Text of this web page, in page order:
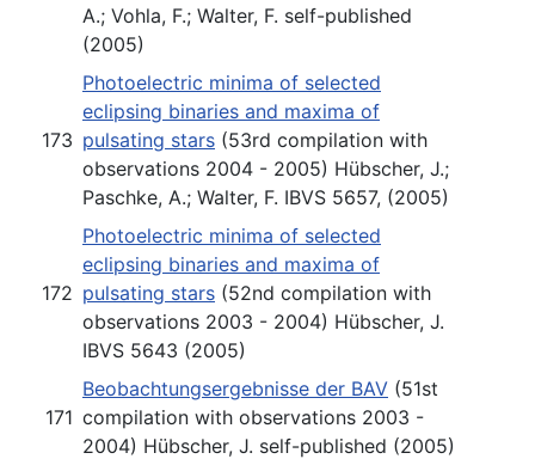
A.; Vohla, F.; Walter, F. self-published
(2005)
173
Photoelectric minima of selected
eclipsing binaries and maxima of
pulsating stars (53rd compilation with
observations 2004 - 2005) Hübscher, J.;
Paschke, A.; Walter, F. IBVS 5657, (2005)
172
Photoelectric minima of selected
eclipsing binaries and maxima of
pulsating stars (52nd compilation with
observations 2003 - 2004) Hübscher, J.
IBVS 5643 (2005)
171
Beobachtungsergebnisse der BAV (51st
compilation with observations 2003 -
2004) Hübscher, J. self-published (2005)